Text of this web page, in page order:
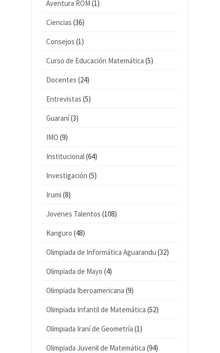
Aventura ROM (1)
Ciencias (36)
Consejos (1)
Curso de Educación Matemática (5)
Docentes (24)
Entrevistas (5)
Guaraní(3)
IMO (9)
Institucional(64)
Investigación (5)
Irumi (8)
Jovenes Talentos (108)
Kanguro (48)
Olimpiada de Informática Aguarandu (32)
Olimpiada de Mayo (4)
Olimpiada Iberoamericana (9)
Olimpiada Infantil de Matemática (52)
Olimpiada Iraní de Geometría (1)
Olimpiada Juvenil de Matemática (94)